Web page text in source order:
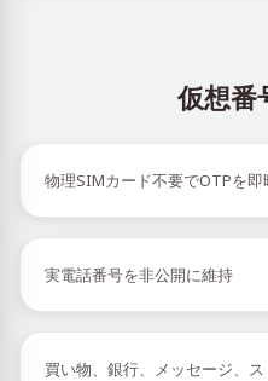
仮想番
物理SIMカード不要でOTPを即
実電話番号を非公開に維持
買い物、銀行、メッセージ、